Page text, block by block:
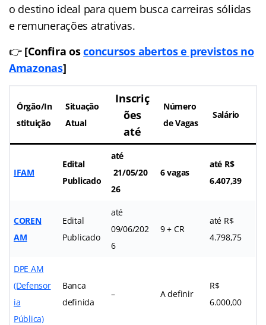
o destino ideal para quem busca carreiras sólidas
e remunerações atrativas.
👉 [Confira osconcursos abertos e previstos no
Amazonas]
Órgão/In
stituição
Situação
Atual
Inscriç
ões
até
Número
de Vagas
Salário
IFAM
Edital
Publicado
até
21/05/20
26
6 vagas
até R$
6.407,39
COREN
AM
Edital
Publicado
até
09/06/202
6
9 + CR
até R$
4.798,75
DPE AM
(Defensor
ia
Pública)
Banca
definida
– A definir
R$
6.000,00